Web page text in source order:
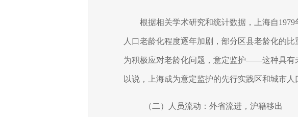
根据相关学术研究和统计数据，上海自1979
人口老龄化程度逐年加剧，部分区县老龄化的比
为积极应对老龄化问题，意定监护——这种具有
以说，上海成为意定监护的先行实践区和城市人
（二）人员流动：外省流进，沪籍移出